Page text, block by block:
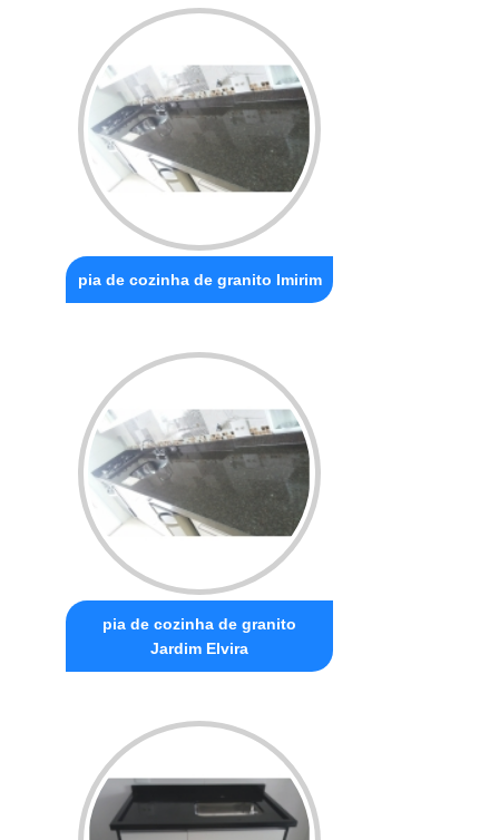
pia de cozinha de granito Imirim
pia de cozinha de granito
Jardim Elvira